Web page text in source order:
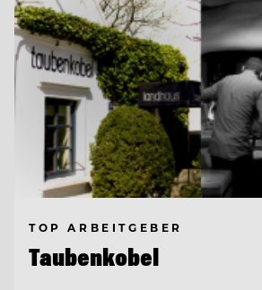
TOP ARBEITGEBER
Taubenkobel